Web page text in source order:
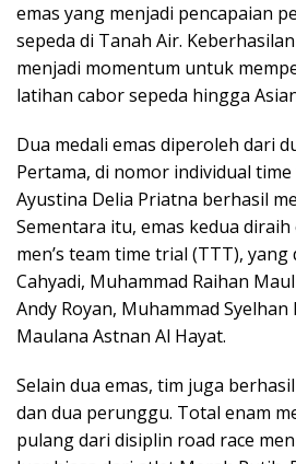
emas yang menjadi pencapaian
sepeda di Tanah Air.
menjadi momentum untuk
latihan cabor sepeda hingga
Dua medali emas diperoleh dari
Pertama, di nomor individual
Ayustina Delia Priatna berhasil
Sementara itu, emas kedua
men’s team time trial (TTT),
Cahyadi, Muhammad Raihan
Andy Royan, Muhammad
Maulana Astnan Al Hayat.
Selain dua emas, tim juga
dan dua perunggu. Total enam
pulang dari disiplin road race